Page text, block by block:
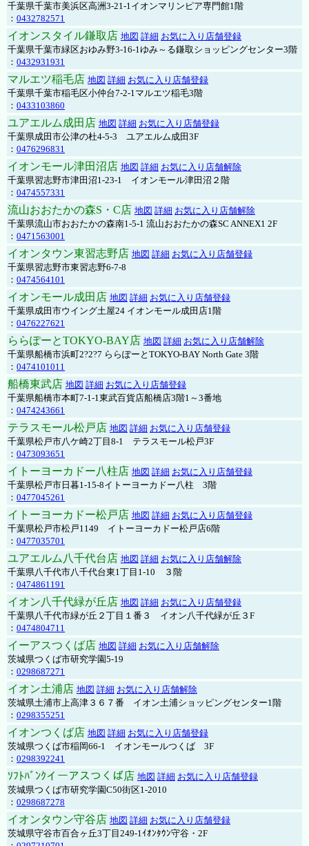
千葉県千葉市美浜区高洲3-21-1イオンマリンピア専門館1階
： 0432782571
イオンスタイル鎌取店 地図 詳細 お気に入り店舗登録
千葉県千葉市緑区おゆみ野3-16-1ゆみ～る鎌取ショッピングセンター3階
： 0432931931
マルエツ稲毛店 地図 詳細 お気に入り店舗登録
千葉県千葉市稲毛区小仲台7-2-1マルエツ稲毛3階
： 0433103860
ユアエルム成田店 地図 詳細 お気に入り店舗登録
千葉県成田市公津の杜4-5-3 ユアエルム成田3F
： 0476296831
イオンモール津田沼店 地図 詳細 お気に入り店舗解除
千葉県習志野市津田沼1-23-1 イオンモール津田沼２階
： 0474557331
流山おおたかの森S・C店 地図 詳細 お気に入り店舗解除
千葉県流山市おおたかの森南1-5-1 流山おおたかの森SC ANNEX1 2F
： 0471563001
イオンタウン東習志野店 地図 詳細 お気に入り店舗登録
千葉県習志野市東習志野6-7-8
： 0474564101
イオンモール成田店 地図 詳細 お気に入り店舗登録
千葉県成田市ウイング土屋24 イオンモール成田店1階
： 0476227621
ららぽーとTOKYO-BAY店 地図 詳細 お気に入り店舗解除
千葉県船橋市浜町2?2?7 ららぽーとTOKYO-BAY North Gate 3階
： 0474101011
船橋東武店 地図 詳細 お気に入り店舗登録
千葉県船橋市本町7-1-1東武百貨店船橋店3階1～3番地
： 0474243661
テラスモール松戸店 地図 詳細 お気に入り店舗登録
千葉県松戸市八ケ崎2丁目8-1 テラスモール松戸3F
： 0473093651
イトーヨーカドー八柱店 地図 詳細 お気に入り店舗登録
千葉県松戸市日暮1-15-8イトーヨーカドー八柱 3階
： 0477045261
イトーヨーカドー松戸店 地図 詳細 お気に入り店舗登録
千葉県松戸市松戸1149 イトーヨーカドー松戸店6階
： 0477035701
ユアエルム八千代台店 地図 詳細 お気に入り店舗解除
千葉県八千代市八千代台東1丁目1-10 ３階
： 0474861191
イオン八千代緑が丘店 地図 詳細 お気に入り店舗登録
千葉県八千代市緑が丘２丁目１番３ イオン八千代緑が丘３F
： 0474804711
イーアスつくば店 地図 詳細 お気に入り店舗解除
茨城県つくば市研究学園5-19
： 0298687271
イオン土浦店 地図 詳細 お気に入り店舗解除
茨城県土浦市上高津３６７番 イオン土浦ショッピングセンター1階
： 0298355251
イオンつくば店 地図 詳細 お気に入り店舗登録
茨城県つくば市稲岡66-1 イオンモールつくば 3F
： 0298392241
ｿﾌﾄﾊﾞﾝｸイーアスつくば店 地図 詳細 お気に入り店舗登録
茨城県つくば市研究学園C50街区1-2010
： 0298687278
イオンタウン守谷店 地図 詳細 お気に入り店舗登録
茨城県守谷市百合ヶ丘3丁目249-1ｲｵﾝﾀｳﾝ守谷・2F